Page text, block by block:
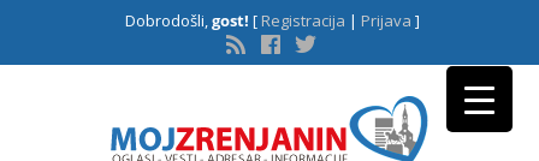
Dobrodošli,gost! [Registracija | Prijava ]